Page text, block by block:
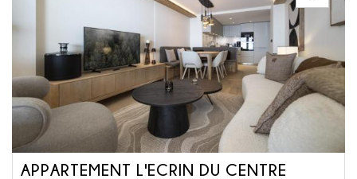
APPARTEMENT L'ECRIN DU CENTRE